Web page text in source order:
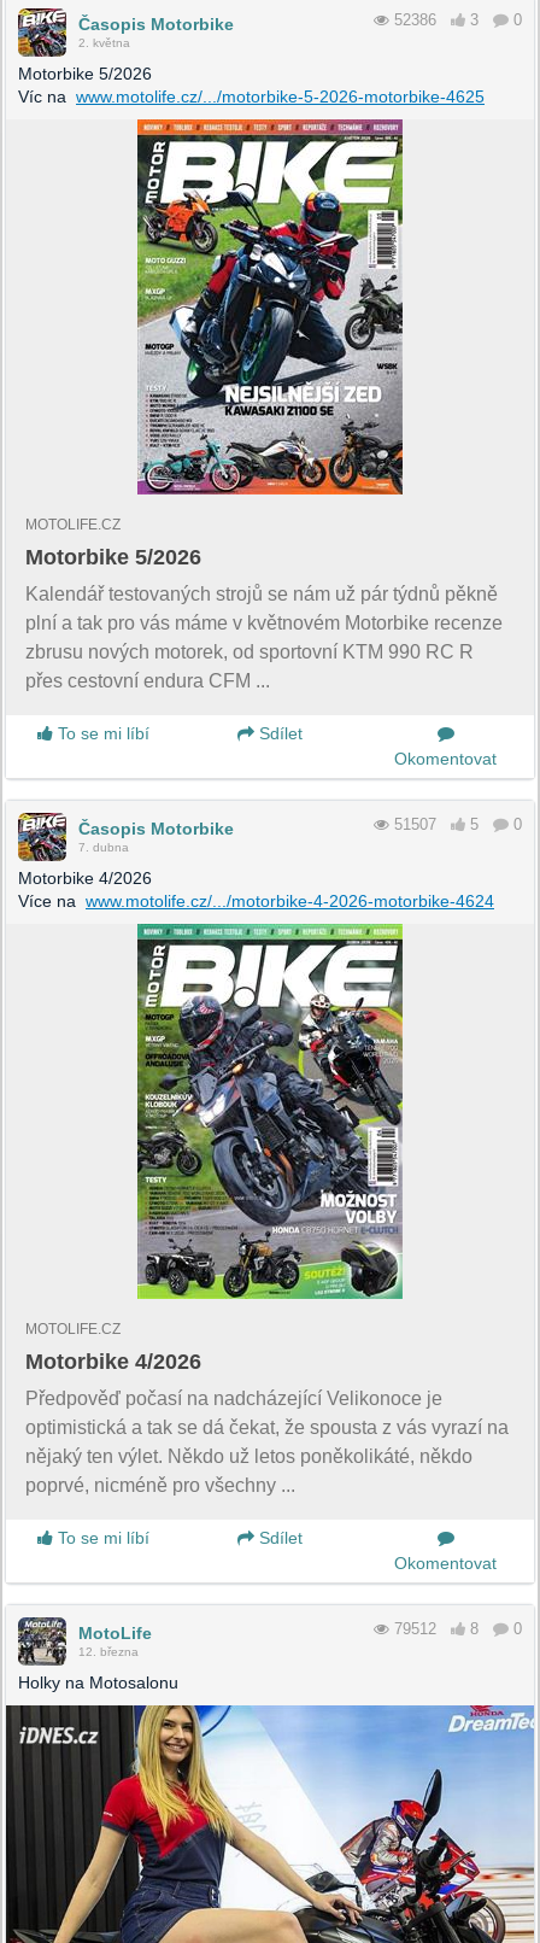
Časopis Motorbike
2. května
52386 3 0
Motorbike 5/2026
Víc na www.motolife.cz/.../motorbike-5-2026-motorbike-4625
MOTOLIFE.CZ
Motorbike 5/2026
Kalendář testovaných strojů se nám už pár týdnů pěkně
plní a tak pro vás máme v květnovém Motorbike recenze
zbrusu nových motorek, od sportovní KTM 990 RC R
přes cestovní endura CFM ...
To se mi líbí
Sdílet
Okomentovat
Časopis Motorbike
7. dubna
51507 5 0
Motorbike 4/2026
Více na www.motolife.cz/.../motorbike-4-2026-motorbike-4624
MOTOLIFE.CZ
Motorbike 4/2026
Předpověď počasí na nadcházející Velikonoce je
optimistická a tak se dá čekat, že spousta z vás vyrazí na
nějaký ten výlet. Někdo už letos poněkolikáté, někdo
poprvé, nicméně pro všechny ...
To se mi líbí
Sdílet
Okomentovat
MotoLife
12. března
79512 8 0
Holky na Motosalonu